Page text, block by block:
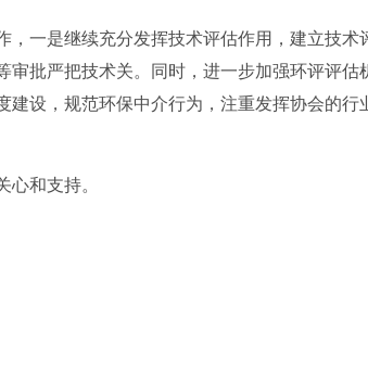
一是继续充分发挥技术评估作用，建立技术
审批严把技术关。同时，进一步加强环评评
建设，规范环保中介行为，注重发挥协会的
和支持。